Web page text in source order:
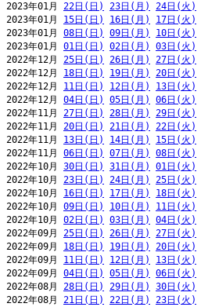
2023年01月 22日(日) 23日(月) 24日(火)
2023年01月 15日(日) 16日(月) 17日(火)
2023年01月 08日(日) 09日(月) 10日(火)
2023年01月 01日(日) 02日(月) 03日(火)
2022年12月 25日(日) 26日(月) 27日(火)
2022年12月 18日(日) 19日(月) 20日(火)
2022年12月 11日(日) 12日(月) 13日(火)
2022年12月 04日(日) 05日(月) 06日(火)
2022年11月 27日(日) 28日(月) 29日(火)
2022年11月 20日(日) 21日(月) 22日(火)
2022年11月 13日(日) 14日(月) 15日(火)
2022年11月 06日(日) 07日(月) 08日(火)
2022年10月 30日(日) 31日(月) 01日(火)
2022年10月 23日(日) 24日(月) 25日(火)
2022年10月 16日(日) 17日(月) 18日(火)
2022年10月 09日(日) 10日(月) 11日(火)
2022年10月 02日(日) 03日(月) 04日(火)
2022年09月 25日(日) 26日(月) 27日(火)
2022年09月 18日(日) 19日(月) 20日(火)
2022年09月 11日(日) 12日(月) 13日(火)
2022年09月 04日(日) 05日(月) 06日(火)
2022年08月 28日(日) 29日(月) 30日(火)
2022年08月 21日(日) 22日(月) 23日(火)